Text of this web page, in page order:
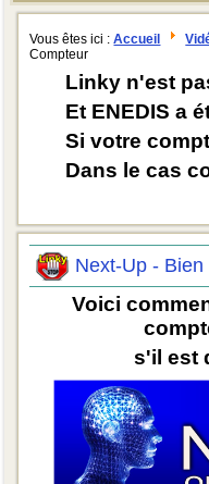
Vous êtes ici :Accueil
Compteur
Linky n'est
Et ENEDIS a
Si votre
Dans le cas
Next-Up -
Voici
s'il est